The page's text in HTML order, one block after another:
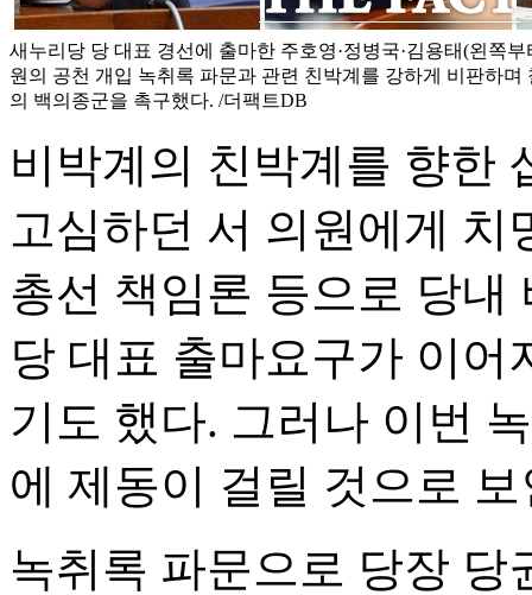
새누리당 당 대표 경선에 출마한 주호영·정병국·김용태(왼쪽
원의 공천 개입 녹취록 파문과 관련 친박계를 강하게 비판하며
의 백의종군을 촉구했다. /더팩트DB
비박계의 친박계를 향한
고심하던 서 의원에게 치
총선 책임론 등으로 당내
당 대표 출마요구가 이
기도 했다. 그러나 이번
에 제동이 걸릴 것으로
녹취록 파문으로 당장 당